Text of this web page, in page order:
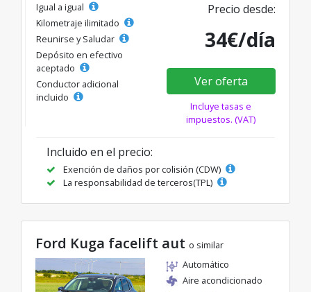
Igual a igual
Kilometraje ilimitado
Reunirse y Saludar
Depósito en efectivo
aceptado
Conductor adicional
incluido
Precio desde:
34€/día
Ver oferta
Incluye tasas e
impuestos. (VAT)
Incluido en el precio:
Exención de daños por colisión (CDW)
La responsabilidad de terceros(TPL)
Ford Kuga facelift aut o similar
Automático
Aire acondicionado